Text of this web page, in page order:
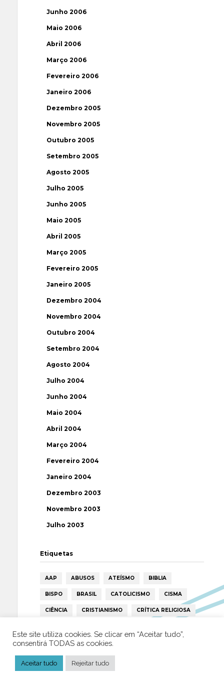
Junho 2006
Maio 2006
Abril 2006
Março 2006
Fevereiro 2006
Janeiro 2006
Dezembro 2005
Novembro 2005
Outubro 2005
Setembro 2005
Agosto 2005
Julho 2005
Junho 2005
Maio 2005
Abril 2005
Março 2005
Fevereiro 2005
Janeiro 2005
Dezembro 2004
Novembro 2004
Outubro 2004
Setembro 2004
Agosto 2004
Julho 2004
Junho 2004
Maio 2004
Abril 2004
Março 2004
Fevereiro 2004
Janeiro 2004
Dezembro 2003
Novembro 2003
Julho 2003
Etiquetas
AAP ABUSOS ATEÍSMO BIBLIA
BISPO BRASIL CATOLICISMO CISMA
CIÊNCIA CRISTIANISMO CRÍTICA RELIGIOSA
ESPIRITISMO ESTATÍSTICAS
Este site utiliza cookies. Se clicar em “Aceitar tudo”,
consentirá TODAS as cookies.
Aceitar tudo Rejeitar tudo